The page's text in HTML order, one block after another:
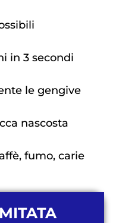
in 3 secondi
le gengive
nascosta
fumo, carie